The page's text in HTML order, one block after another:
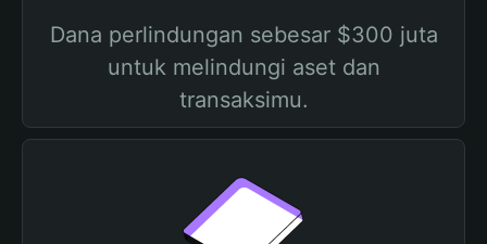
Dana perlindungan sebesar $300 juta
untuk melindungi aset dan
transaksimu.